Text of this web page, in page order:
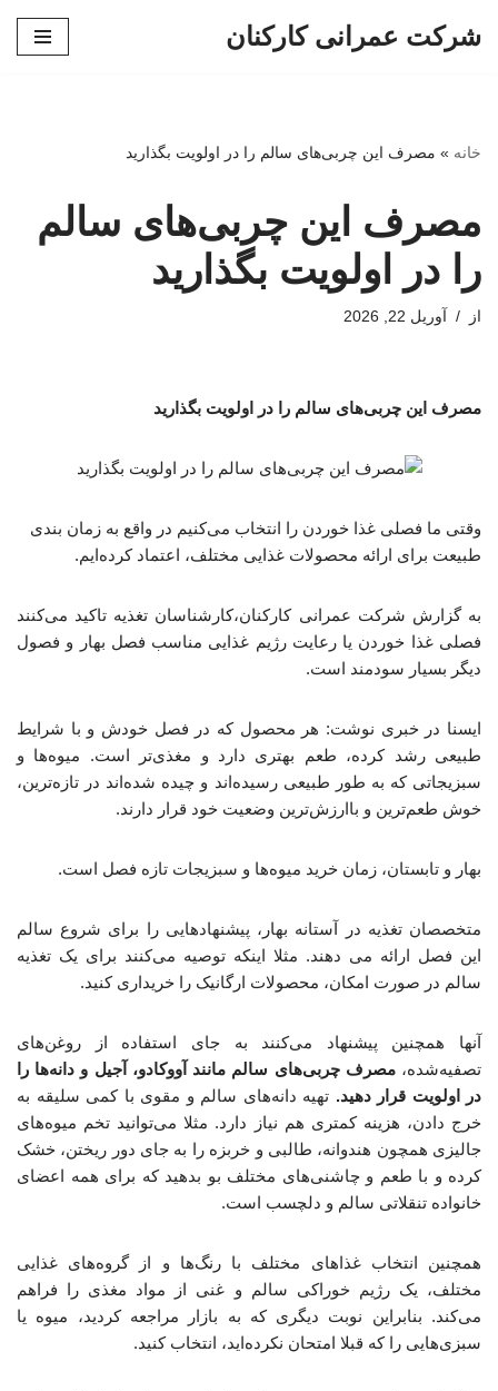
شرکت عمرانی کارکنان
خانه » مصرف این چربی‌های سالم را در اولویت بگذارید
مصرف این چربی‌های سالم
را در اولویت بگذارید
از آوریل 22, 2026
مصرف این چربی‌های سالم را در اولویت بگذارید
وقتی ما فصلی غذا خوردن را انتخاب می‌کنیم در واقع به زمان بندی
طبیعت برای ارائه محصولات غذایی مختلف، اعتماد کرده‌ایم.
به گزارش شرکت عمرانی کارکنان،کارشناسان تغذیه تاکید می‌کنند
فصلی غذا خوردن یا رعایت رژیم غذایی مناسب فصل بهار و فصول
دیگر بسیار سودمند است.
ایسنا در خبری نوشت: هر محصول که در فصل خودش و با شرایط
طبیعی رشد کرده، طعم بهتری دارد و مغذی‌تر است. میوه‌ها و
سبزیجاتی که به طور طبیعی رسیده‌اند و چیده شده‌اند در تازه‌ترین،
خوش طعم‌ترین و باارزش‌ترین وضعیت خود قرار دارند.
بهار و تابستان، زمان خرید میوه‌ها و سبزیجات تازه فصل است.
متخصصان تغذیه در آستانه بهار، پیشنهادهایی را برای شروع سالم
این فصل ارائه می دهند. مثلا اینکه توصیه می‌کنند برای یک تغذیه
سالم در صورت امکان، محصولات ارگانیک را خریداری کنید.
آنها همچنین پیشنهاد می‌کنند به جای استفاده از روغن‌های
تصفیه‌شده،مصرف چربی‌های سالم مانند آووکادو، آجیل و دانه‌ها را
در اولویت قرار دهید. تهیه دانه‌های سالم و مقوی با کمی سلیقه‌ به
خرج دادن، هزینه کمتری هم نیاز دارد. مثلا می‌توانید تخم میوه‌های
جالیزی همچون هندوانه، طالبی و خربزه را به جای دور ریختن، خشک
کرده و با طعم و چاشنی‌های مختلف بو بدهید که برای همه اعضای
خانواده تنقلاتی سالم و دلچسب است.
همچنین انتخاب غذاهای مختلف با رنگ‌ها و از گروه‌های غذایی
مختلف، یک رژیم خوراکی سالم و غنی از مواد مغذی را فراهم
می‌کند. بنابراین نوبت دیگری که به بازار مراجعه کردید، میوه یا
سبزی‌هایی را که قبلا امتحان نکرده‌اید، انتخاب کنید.